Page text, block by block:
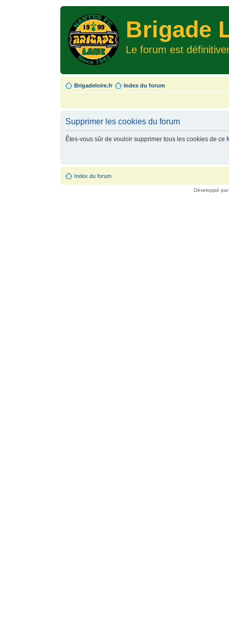
Brigade
Le forum est
Brigadeloire.fr Index du forum
Supprimer les cookies du forum
Êtes-vous sûr de vouloir supprimer tous les cookies de ce
Index du forum
Développé